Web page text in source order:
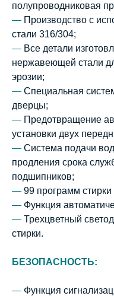
полупроводниковая
— Производство с
стали 316/304;
— Все детали
нержавеющей стали
эрозии;
— Специальная
дверцы;
— Предотвращение
установки двух
— Система подачи
продления срока
подшипников;
— 99 программ
— Функция
— Трехцветный
стирки.
БЕЗОПАСНОСТЬ:
— Функция